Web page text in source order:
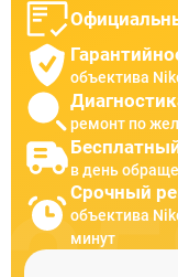
объектива
ремонт по
в день
Срочный
объектива
минут